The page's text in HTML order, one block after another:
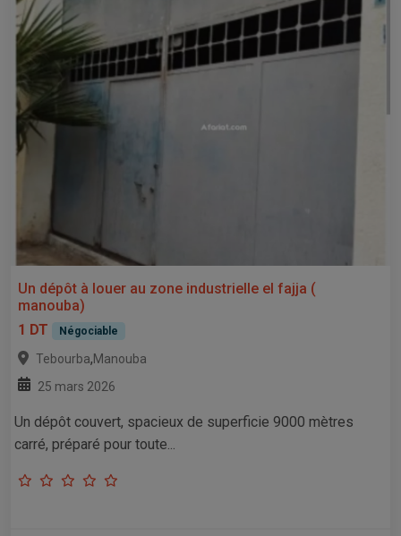
Un dépôt à louer au zone industrielle el fajja (
manouba)
1 DT
Négociable
Tebourba,Manouba
25 mars 2026
Un dépôt couvert, spacieux de superficie 9000 mètres
carré, préparé pour toute...